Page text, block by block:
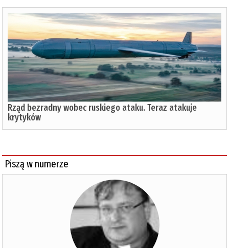
Rząd bezradny wobec ruskiego ataku. Teraz atakuje
krytyków
Piszą w numerze